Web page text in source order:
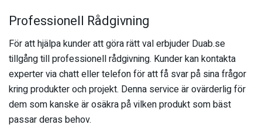
Professionell Rådgivning
För att hjälpa kunder att göra rätt val erbjuder Duab.se
tillgång till professionell rådgivning. Kunder kan kontakta
experter via chatt eller telefon för att få svar på sina frågor
kring produkter och projekt. Denna service är ovärderlig för
dem som kanske är osäkra på vilken produkt som bäst
passar deras behov.